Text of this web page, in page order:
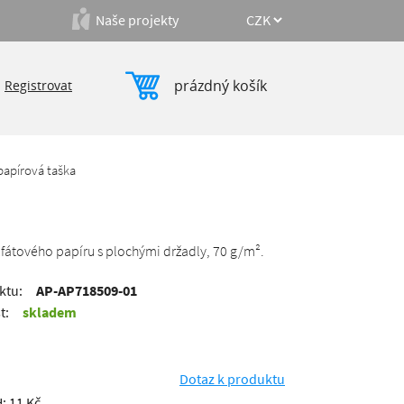
prázdný košík
Registrovat
Naše projekty
taška
papíru s plochými držadly, 70 g/m².
AP-AP718509-01
skladem
Dotaz k produktu